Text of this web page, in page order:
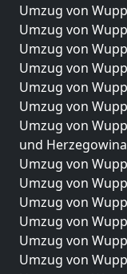
Umzug von
Umzug von
Umzug von
Umzug von
Umzug von
Umzug von
Umzug von
und Herzegowina
Umzug von
Umzug von
Umzug von
Umzug von
Umzug von
Umzug von